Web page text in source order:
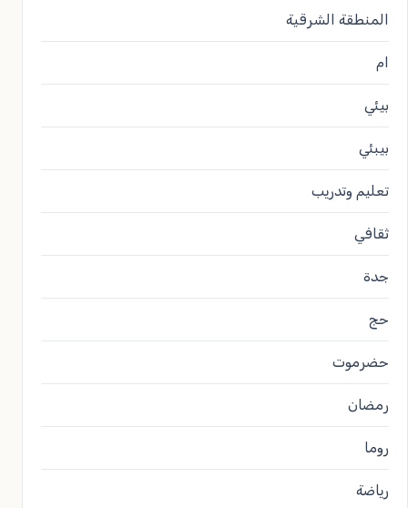
المنطقة الشرقية
ام
بيئي
بيبئي
تعليم وتدريب
ثقافي
جدة
حج
حضرموت
رمضان
روما
رياضة